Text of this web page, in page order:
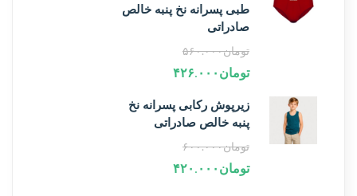
طبی پسرانه نخ پنبه خالص
صادراتی
تومان۵۶۰.۰۰۰
تومان ۴۲۶.۰۰۰
زیرپوش رکابی پسرانه نخ
پنبه خالص صادراتی
تومان۶۰۰.۰۰۰
تومان ۴۲۰.۰۰۰